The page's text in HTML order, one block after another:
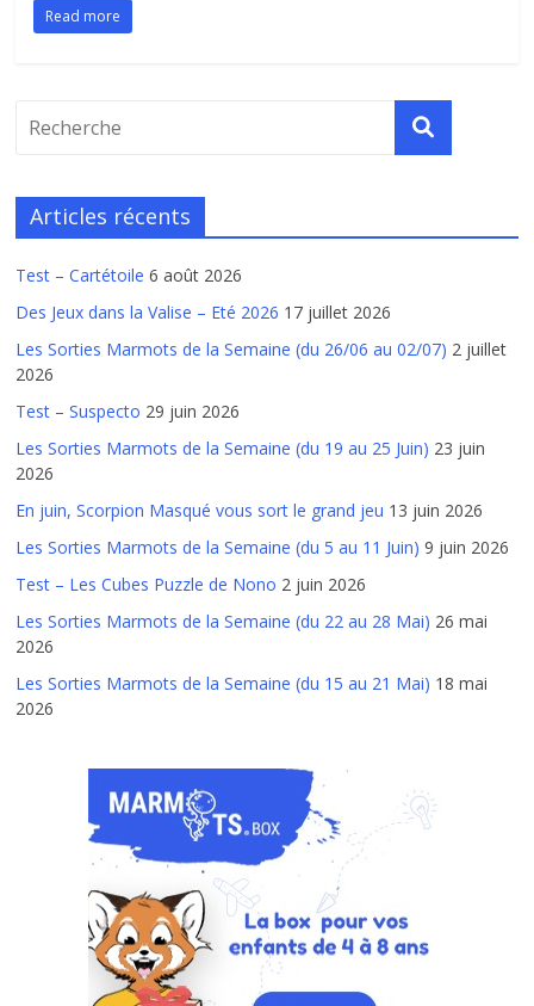
Read more
Articles récents
Test – Cartétoile 6 août 2026
Des Jeux dans la Valise – Eté 2026 17 juillet 2026
Les Sorties Marmots de la Semaine (du 26/06 au 02/07) 2 juillet
2026
Test – Suspecto 29 juin 2026
Les Sorties Marmots de la Semaine (du 19 au 25 Juin) 23 juin
2026
En juin, Scorpion Masqué vous sort le grand jeu 13 juin 2026
Les Sorties Marmots de la Semaine (du 5 au 11 Juin) 9 juin 2026
Test – Les Cubes Puzzle de Nono 2 juin 2026
Les Sorties Marmots de la Semaine (du 22 au 28 Mai) 26 mai
2026
Les Sorties Marmots de la Semaine (du 15 au 21 Mai) 18 mai
2026